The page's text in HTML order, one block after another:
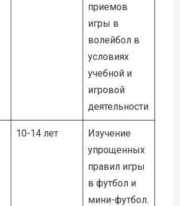
приемов
игры в
волейбол в
условиях
учебной и
игровой
деятельности
10-14 лет
Изучение
упрощенных
правил игры
в футбол и
мини-футбол.